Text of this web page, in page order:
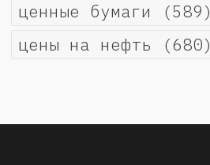
ценные бумаги (589)
цены на нефть (680)